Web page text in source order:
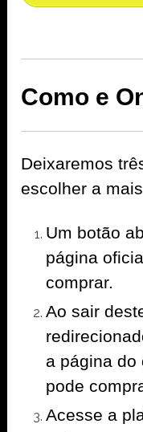
Como e
Deixaremos
escolher a
Um botão
página
comprar.
Ao sair
a página do
pode
Acesse a